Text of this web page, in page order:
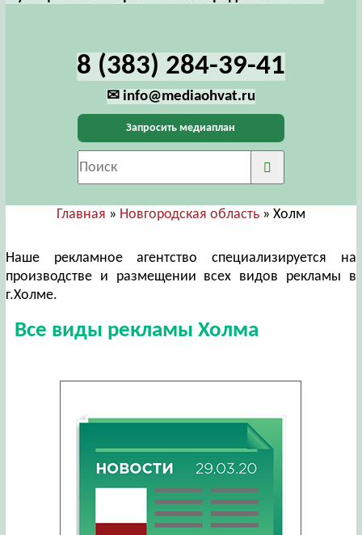
8 (383) 284-39-41
✉ info@mediaohvat.ru
Запросить медиаплан
Главная » Новгородская область» Холм
Наше рекламное агентство специализируется на
производстве и размещении всех видов рекламы в
г.Холме.
Все виды рекламы Холма